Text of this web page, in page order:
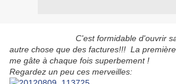
C'est formidable d'ouvrir
autre chose que des factures!!! La
me gâte à chaque fois superbement !
Regardez un peu ces merveilles: